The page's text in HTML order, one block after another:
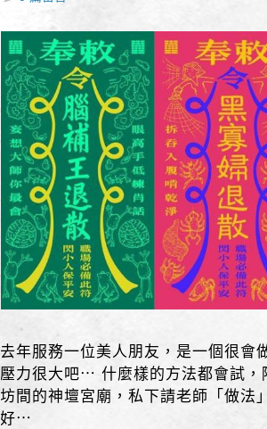
去年服務一位美人朋友，是一個很會
壓力很大吧⋯ 什麼樣的方法都會試，
坊間的神壇宮廟，私下請老師「做法
好⋯